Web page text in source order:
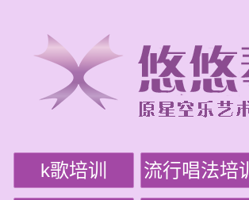
k歌培训 流行唱法培训